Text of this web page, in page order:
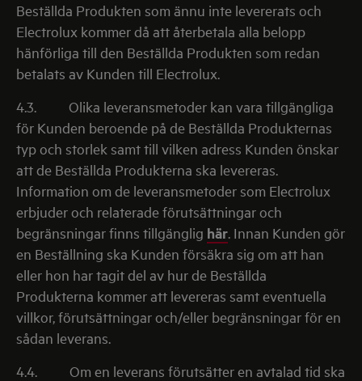
Beställda Produkten som ännu inte levererats och
Electrolux kommer då att återbetala alla belopp
hänförliga till den Beställda Produkten som redan
betalats av Kunden till Electrolux.
4.3. Olika leveransmetoder kan vara tillgängliga
för Kunden beroende på de Beställda Produkternas
typ och storlek samt till vilken adress Kunden önskar
att de Beställda Produkterna ska levereras.
Information om de leveransmetoder som Electrolux
erbjuder och relaterade förutsättningar och
begränsningar finns tillgänglig här. Innan Kunden gör
en Beställning ska Kunden försäkra sig om att han
eller hon har tagit del av hur de Beställda
Produkterna kommer att levereras samt eventuella
villkor, förutsättningar och/eller begränsningar för en
sådan leverans.
4.4. Om en leverans förutsätter en avtalad tid ska